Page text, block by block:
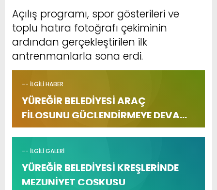
Açılış programı, spor gösterileri ve
toplu hatıra fotoğrafı çekiminin
ardından gerçekleştirilen ilk
antrenmanlarla sona erdi.
-- İLGİLİ HABER
YÜREĞİR BELEDİYESİ ARAÇ
FİLOSUNU GÜÇLENDİRMEYE DEVAM
EDİYOR
-- İLGİLİ GALERİ
YÜREĞİR BELEDİYESİ KREŞLERİNDE
MEZUNİYET COŞKUSU